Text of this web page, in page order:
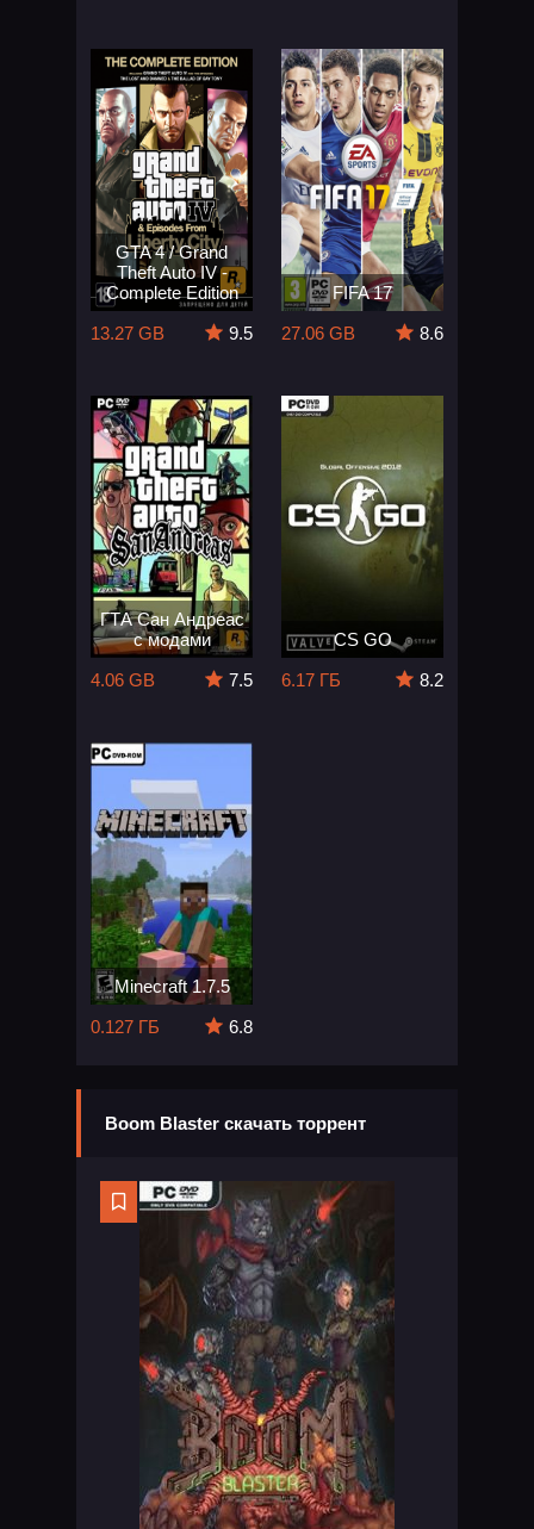
GTA 4 / Grand
Theft Auto IV -
Complete Edition
13.27 GB
9.5
FIFA 17
27.06 GB
8.6
ГТА Сан Андреас
с модами
4.06 GB
7.5
CS GO
6.17 ГБ
8.2
Minecraft 1.7.5
0.127 ГБ
6.8
Boom Blaster скачать торрент